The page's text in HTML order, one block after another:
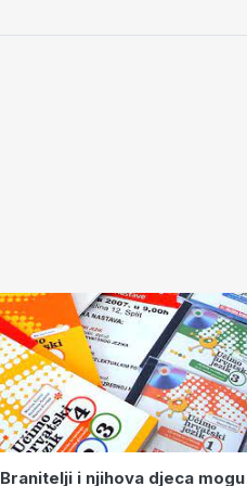
Branitelji i njihova djeca mogu